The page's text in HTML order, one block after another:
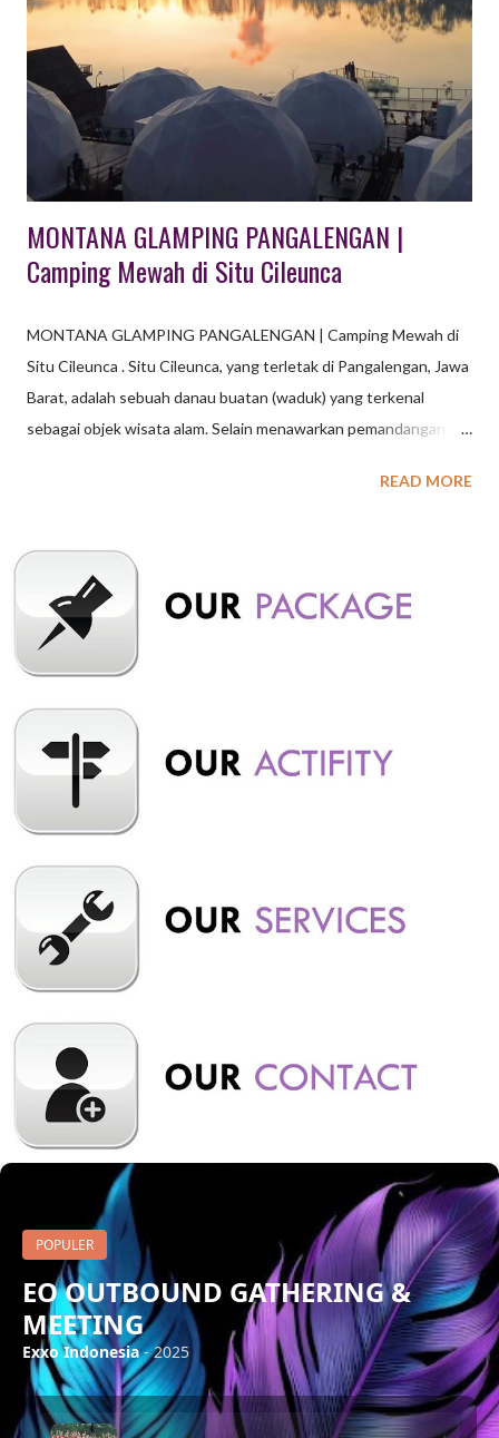
tempat wisata di Bandung, kota Lembang memberikan banyak
pilihan tempat yang dapat dikunjungi untuk berkegiatan
outbound. Mulai dari jenis outbound rekreasi, outbound
training, outbound adventure, outbound challange, outbound
edukasi sampai dengan outbound urban tersedia di kota
Lembang Ba...
MONTANA GLAMPING PANGALENGAN |
Camping Mewah di Situ Cileunca
MONTANA GLAMPING PANGALENGAN | Camping Mewah di
Situ Cileunca . Situ Cileunca, yang terletak di Pangalengan, Jawa
Barat, adalah sebuah danau buatan (waduk) yang terkenal
sebagai objek wisata alam. Selain menawarkan pemandangan
aktivitas wisata seperti arung jeram, paintball, flying fox, dan
Pangalengan, Sensasi Camping di Tepi Sungai Situ Cileunca
Pangalengan memiliki sejarah panjang, dimulai pada masa
penjajahan Belanda sekitar tahun 1919-1926, ketika wilayah
tersebut awalnya merupakan milik seorang Belanda bernama
Willem Hermanus Hoogland. Tujuan awalnya adalah untuk
menampung air dan mendukung pembangkit listrik tenaga air
(PLTA), dan sekarang menjadi salah satu tempat wisata populer
di Pangalengan. Baca Juga : Wayang Windu Panenjoan
Pangalengan, Hidden Gem Wisata di Bandung Beberapa hal
yang menarik dari Situ Cileunca: Pemandangan Alam: Dikeli...
READ MORE
POPULER
EO OUTBOUND GATHERING &
MEETING
Exxo Indonesia- 2025